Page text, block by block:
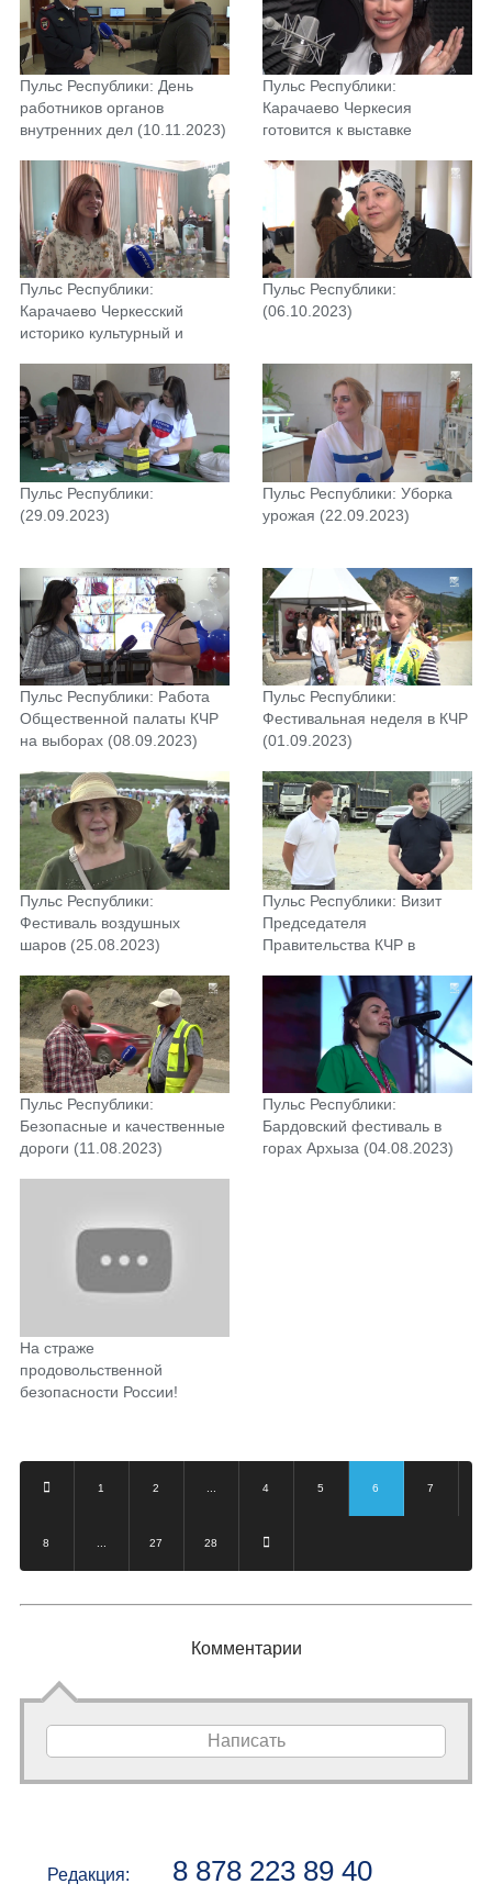
Пульс Республики: День
работников органов
внутренних дел (10.11.2023)
Пульс Республики:
Карачаево Черкесия
готовится к выставке
(03.11.2023)
Пульс Республики:
Карачаево Черкесский
историко культурный и
заповедник(27.10.2023)
Пульс Республики:
(06.10.2023)
Пульс Республики:
(29.09.2023)
Пульс Республики: Уборка
урожая (22.09.2023)
Пульс Республики: Работа
Общественной палаты КЧР
на выборах (08.09.2023)
Пульс Республики:
Фестивальная неделя в КЧР
(01.09.2023)
Пульс Республики:
Фестиваль воздушных
шаров (25.08.2023)
Пульс Республики: Визит
Председателя
Правительства КЧР в
Пульс Республики:
Безопасные и качественные
дороги (11.08.2023)
Пульс Республики:
Бардовский фестиваль в
горах Архыза (04.08.2023)
На страже
продовольственной
безопасности России!
1 2 4 5 6 7
8 27 28
Комментарии
Написать
Редакция: 8 878 223 89 40